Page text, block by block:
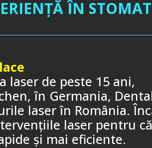
ÎN
de peste 15 ani,
în Germania,
laser în România.
laser pentru că
şi mai eficiente.